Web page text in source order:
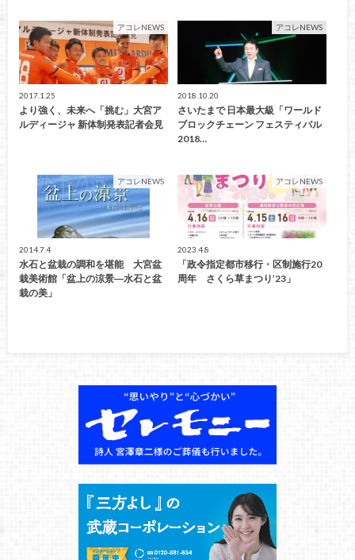
アコレNEWS
2017.1.25
より強く、未来へ「挑む」大宮ア
ルディージャ 新体制発表記者会見
アコレNEWS
2018.10.20
さいたまで 日本最大級「ワールド
ブロックチェーン フェスティバル
2018…
アコレNEWS
2014.7.4
水石と盆栽の調和を堪能 大宮盆
栽美術館「盆上の涼景―水石と盆
栽の美」
アコレNEWS
2023.4.8
「政令指定都市移行・区制施行20
周年 さくら草まつり’23」